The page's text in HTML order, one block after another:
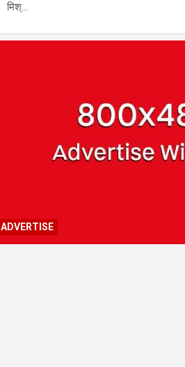
मिश्...
ADVERTISE